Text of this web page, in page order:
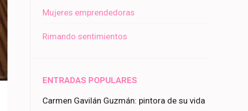
Mujeres emprendedoras
Rimando sentimientos
ENTRADAS POPULARES
Carmen Gavilán Guzmán: pintora de su vida